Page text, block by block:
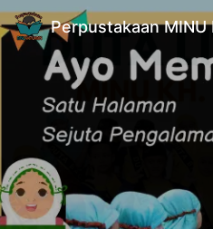
Perpustakaan MINU